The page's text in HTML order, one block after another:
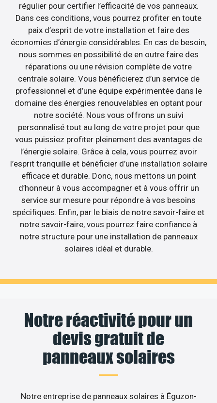
régulier pour certifier l’efficacité de vos panneaux.
Dans ces conditions, vous pourrez profiter en toute
paix d’esprit de votre installation et faire des
économies d’énergie considérables. En cas de besoin,
nous sommes en possibilité de en outre faire des
réparations ou une révision complète de votre
centrale solaire. Vous bénéficierez d’un service de
professionnel et d’une équipe expérimentée dans le
domaine des énergies renouvelables en optant pour
notre société. Nous vous offrons un suivi
personnalisé tout au long de votre projet pour que
vous puissiez profiter pleinement des avantages de
l’énergie solaire. Grâce à cela, vous pourrez avoir
l’esprit tranquille et bénéficier d’une installation solaire
efficace et durable. Donc, nous mettons un point
d’honneur à vous accompagner et à vous offrir un
service sur mesure pour répondre à vos besoins
spécifiques. Enfin, par le biais de notre savoir-faire et
notre savoir-faire, vous pourrez faire confiance à
notre structure pour une installation de panneaux
solaires idéal et durable.
Notre réactivité pour un
devis gratuit de
panneaux solaires
Notre entreprise de panneaux solaires à Éguzon-